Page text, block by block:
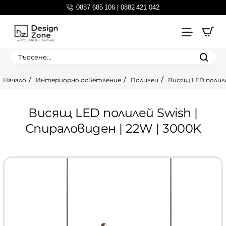
0887 685 106 | 0882 421 042
Търсене...
Висящ LED полилей Swish |
Спираловиден | 22W | 3000K
Интериорно осветление Полилеи Висящ LED